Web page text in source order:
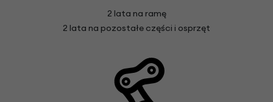
2 lata na ramę
2 lata na pozostałe części i osprzęt